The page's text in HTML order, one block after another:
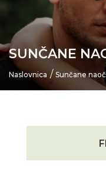
SUNČANE
Naslovnica Sunčane